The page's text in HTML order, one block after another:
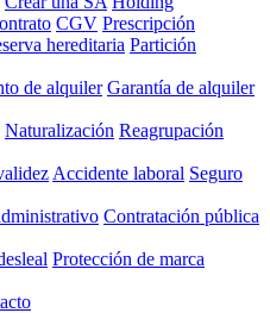
CGV Prescripción
hereditaria Partición
de alquiler Garantía de alquiler
Naturalización Reagrupación
Accidente laboral Seguro
Contratación pública
Protección de marca